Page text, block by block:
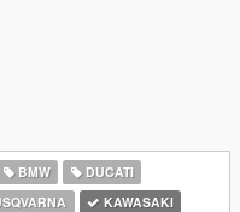
BMW
DUCATI
KAWASAKI